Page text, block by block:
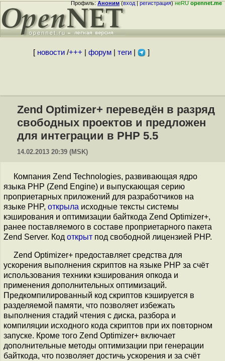
Профиль:Аноним(вход|регистрация)неRUopennet.me
[ новости/+++ форум| теги| ]
Zend Optimizer+ переведён в разряд
свободных проектов и предложен
для интеграции в PHP 5.5
14.02.2013 20:39 (MSK)
Компания Zend Technologies, развивающая ядро
языка PHP (Zend Engine) и выпускающая серию
проприетарных приложений для разработчиков на
языке PHP, открыла исходные тексты системы
кэширования и оптимизации байткода Zend Optimizer+,
ранее поставляемого в составе проприетарного пакета
Zend Server. Код открыт под свободной лицензией PHP.
Zend Optimizer+ предоставляет средства для
ускорения выполнения скриптов на языке PHP за счёт
использования техники кэширования опкода и
применения дополнительных оптимизаций.
Предкомпилированный код скриптов кэшируется в
разделяемой памяти, что позволяет избежать
выполнения стадий чтения с диска, разбора и
компиляции исходного кода скриптов при их повторном
запуске. Кроме того Zend Optimizer+ включает
дополнительные методы оптимизации при генерации
байткода, что позволяет достичь ускорения и за счёт